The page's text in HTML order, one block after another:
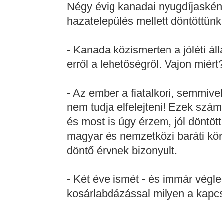
Négy évig kanadai
hazatelepülés mellett
- Kanada közismerten a jóléti
erről a lehetőségről. Vajon
- Az ember a fiatalkori,
nem tudja elfelejteni! Ezek
és most is úgy érzem, jól
magyar és nemzetközi baráti
döntő érvnek bizonyult.
- Két éve ismét - és immár
kosárlabdázással milyen a